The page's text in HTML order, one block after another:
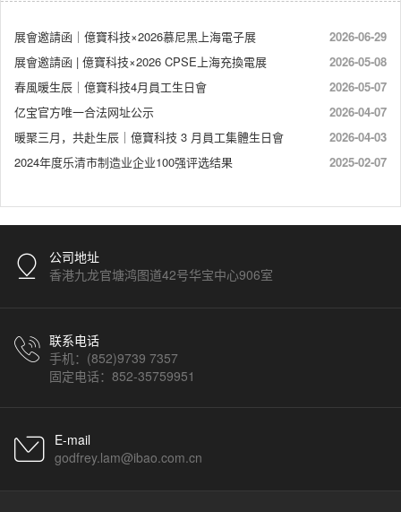
展會邀請函｜億寶科技×2026慕尼黑上海電子展
2026-06-29
展會邀請函 | 億寶科技×2026 CPSE上海充換電展
2026-05-08
春風暖生辰｜億寶科技4月員工生日會
2026-05-07
亿宝官方唯一合法网址公示
2026-04-07
暖聚三月，共赴生辰｜億寶科技 3 月員工集體生日會
2026-04-03
2024年度乐清市制造业企业100强评选结果
2025-02-07
公司地址
香港九龙官塘鸿图道42号华宝中心906室
联系电话
手机：(852)9739 7357
固定电话：852-35759951
E-mail
godfrey.lam@ibao.com.cn